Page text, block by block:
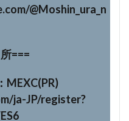
@Moshin_ura_n
===
MEXC(PR)
ja-JP/register?